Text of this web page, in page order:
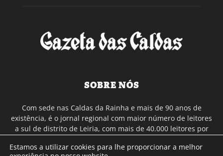
SOBRE NÓS
Com sede nas Caldas da Rainha e mais de 90 anos de
existência, é o jornal regional com maior número de leitores
a sul de distrito de Leiria, com mais de 40.000 leitores por
Continental e assinatura online.
Estamos a utilizar cookies para lhe proporcionar a melhor